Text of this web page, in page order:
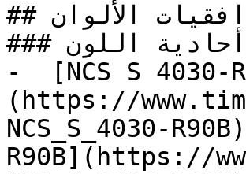
## توافقيات الألوان
### أحادية اللون
-  [NCS S 4030-
(https://
NCS_S_4030-
R90B](https://